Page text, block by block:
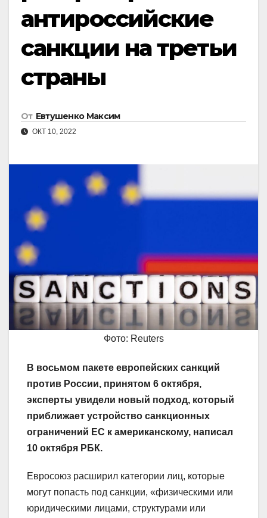
антироссийские
санкции на третьи
страны
От Евтушенко Максим
ОКТ 10, 2022
Фото: Reuters
В восьмом пакете европейских санкций
против России, принятом 6 октября,
эксперты увидели новый подход, который
приближает устройство санкционных
ограничений ЕС к американскому, написал
10 октября РБК.
Евросоюз расширил категории лиц, которые
могут попасть под санкции, «физическими или
юридическими лицами, структурами или